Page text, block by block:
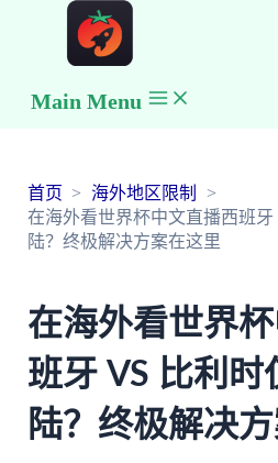
Main Menu
首页
海外地区限制
在海外看世界杯中文直播西班
陆？终极解决方案在这里
在海外看世界
班牙 VS 比利时
陆？终极解决